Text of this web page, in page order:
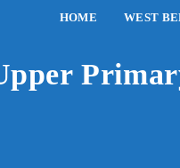
HOME WEST